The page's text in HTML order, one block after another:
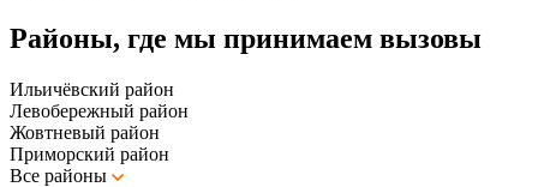
Районы, где мы принимаем вызовы
Ильичёвский район
Левобережный район
Жовтневый район
Приморский район
Все районы